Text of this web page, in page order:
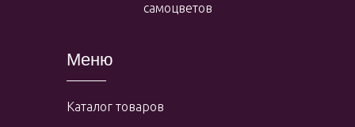
Меню
Каталог товаров
самоцветов